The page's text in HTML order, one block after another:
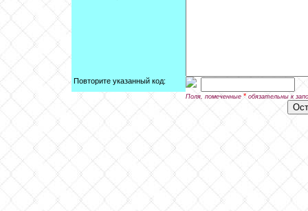
Повторите указанный код:
Поля, помеченные * обязательны к